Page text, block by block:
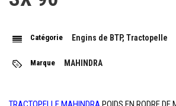
AVANT
ARRIÉRE
Rigide et Robuste
Catégorie Engins de BTP, Tractopelle
Marque MAHINDRA